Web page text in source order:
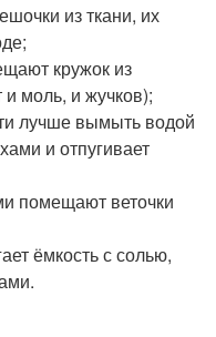
из ткани, их
кружок из
моль, и жучков);
лучше вымыть водой
и отпугивает
помещают веточки
ёмкость с солью,